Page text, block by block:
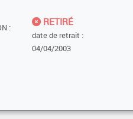
:
RETIRÉ
date de retrait :
04/04/2003